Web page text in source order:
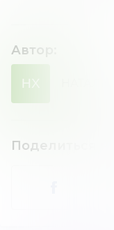
Автор
НХ
Поделиться